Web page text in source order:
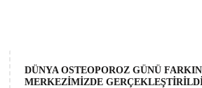
DÜNYA OSTEOPOROZ GÜNÜ
MERKEZİMİZDE